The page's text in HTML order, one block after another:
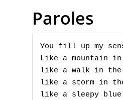
Paroles
You fill up my
Like a mountain
like a walk in
like a storm in
like a sleepy blue